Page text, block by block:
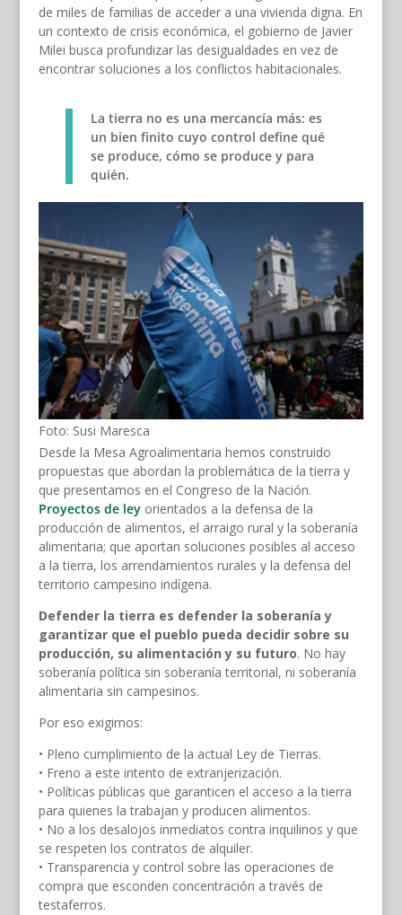
de miles de familias de acceder a una vivienda digna. En
un contexto de crisis económica, el gobierno de Javier
Milei busca profundizar las desigualdades en vez de
encontrar soluciones a los conflictos habitacionales.
La tierra no es una mercancía más: es
un bien finito cuyo control define qué
se produce, cómo se produce y para
quién.
Foto: Susi Maresca
Desde la Mesa Agroalimentaria hemos construido
propuestas que abordan la problemática de la tierra y
que presentamos en el Congreso de la Nación.
Proyectos de leyorientados a la defensa de la
producción de alimentos, el arraigo rural y la soberanía
alimentaria; que aportan soluciones posibles al acceso
a la tierra, los arrendamientos rurales y la defensa del
territorio campesino indígena.
Defender la tierra es defender la soberanía y
garantizar que el pueblo pueda decidir sobre su
producción, su alimentación y su futuro. No hay
soberanía política sin soberanía territorial, ni soberanía
alimentaria sin campesinos.
Por eso exigimos:
• Pleno cumplimiento de la actual Ley de Tierras.
• Freno a este intento de extranjerización.
• Políticas públicas que garanticen el acceso a la tierra
para quienes la trabajan y producen alimentos.
• No a los desalojos inmediatos contra inquilinos y que
se respeten los contratos de alquiler.
• Transparencia y control sobre las operaciones de
compra que esconden concentración a través de
testaferros.